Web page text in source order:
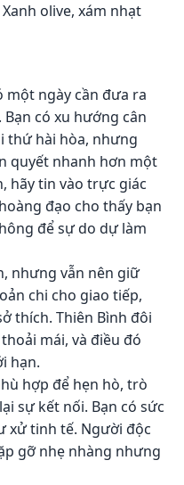
Xanh olive, xám nhạt
một ngày cần đưa ra
có xu hướng cân
thứ hài hòa, nhưng
quyết nhanh hơn một
hãy tin vào trực giác
đạo cho thấy bạn
để sự do dự làm
nhưng vẫn nên giữ
chi cho giao tiếp,
thích. Thiên Bình đôi
mái, và điều đó
hạn.
hợp để hẹn hò, trò
sự kết nối. Bạn có sức
xử tinh tế. Người độc
gỡ nhẹ nhàng nhưng